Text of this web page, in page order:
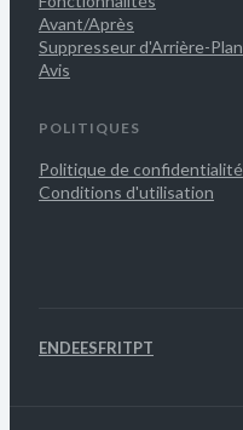
Avant/Après
Suppresseur d'Arrière-Plan
Avis
POLITIQUES
Politique de confidentialité
Conditions d'utilisation
ENDEESFRITPT